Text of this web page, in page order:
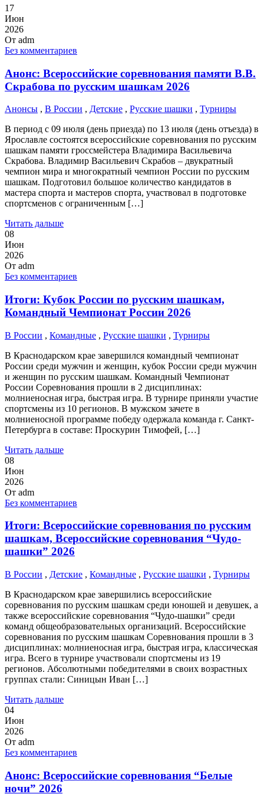
17
Июн
2026
От adm
Без комментариев
Анонс: Всероссийские соревнования памяти В.В.
Скрабова по русским шашкам 2026
Анонсы , В России , Детские , Русские шашки , Турниры
В период с 09 июля (день приезда) по 13 июля (день отъезда) в
Ярославле состоятся всероссийские соревнования по русским
шашкам памяти гроссмейстера Владимира Васильевича
Скрабова. Владимир Васильевич Скрабов – двукратный
чемпион мира и многократный чемпион России по русским
шашкам. Подготовил большое количество кандидатов в
мастера спорта и мастеров спорта, участвовал в подготовке
спортсменов с ограниченным […]
Читать дальше
08
Июн
2026
От adm
Без комментариев
Итоги: Кубок России по русским шашкам,
Командный Чемпионат России 2026
В России , Командные , Русские шашки , Турниры
В Краснодарском крае завершился командный чемпионат
России среди мужчин и женщин, кубок России среди мужчин
и женщин по русским шашкам. Командный Чемпионат
России Соревнования прошли в 2 дисциплинах:
молниеносная игра, быстрая игра. В турнире приняли участие
спортсмены из 10 регионов. В мужском зачете в
молниеносной программе победу одержала команда г. Санкт-
Петербурга в составе: Проскурин Тимофей, […]
Читать дальше
08
Июн
2026
От adm
Без комментариев
Итоги: Всероссийские соревнования по русским
шашкам, Всероссийские соревнования “Чудо-
шашки” 2026
В России , Детские , Командные , Русские шашки , Турниры
В Краснодарском крае завершились всероссийские
соревнования по русским шашкам среди юношей и девушек, а
также всероссийские соревнования “Чудо-шашки” среди
команд общеобразовательных организаций. Всероссийские
соревнования по русским шашкам Соревнования прошли в 3
дисциплинах: молниеносная игра, быстрая игра, классическая
игра. Всего в турнире участвовали спортсмены из 19
регионов. Абсолютными победителями в своих возрастных
группах стали: Синицын Иван […]
Читать дальше
04
Июн
2026
От adm
Без комментариев
Анонс: Всероссийские соревнования “Белые
ночи” 2026